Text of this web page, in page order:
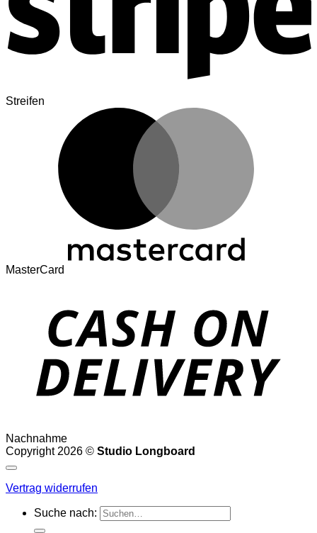
Streifen
MasterCard
Nachnahme
Copyright 2026 © Studio Longboard
Vertrag widerrufen
Suche nach: